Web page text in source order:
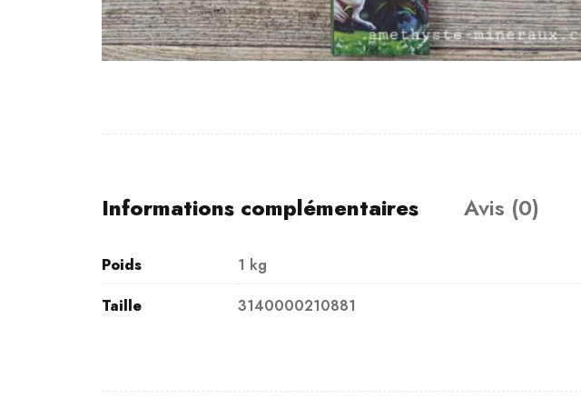
Informations complémentaires Avis (0)
Poids
1 kg
Taille
3140000210881